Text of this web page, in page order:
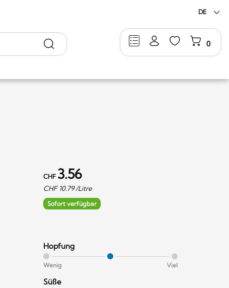
DE
0
Suche
CHF 3.56
CHF 10.79/Litre
Sofort verfügbar
Hopfung
Wenig Viel
Süße